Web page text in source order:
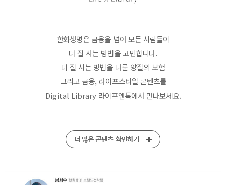
한화생명은 금융을 넘어 모든 사람들이
더 잘 사는 방법을 고민합니다.
더 잘 사는 방법을 다룬 양질의 보험
그리고 금융, 라이프스타일 콘텐츠를
Digital Library 라이프앤톡에서 만나보세요.